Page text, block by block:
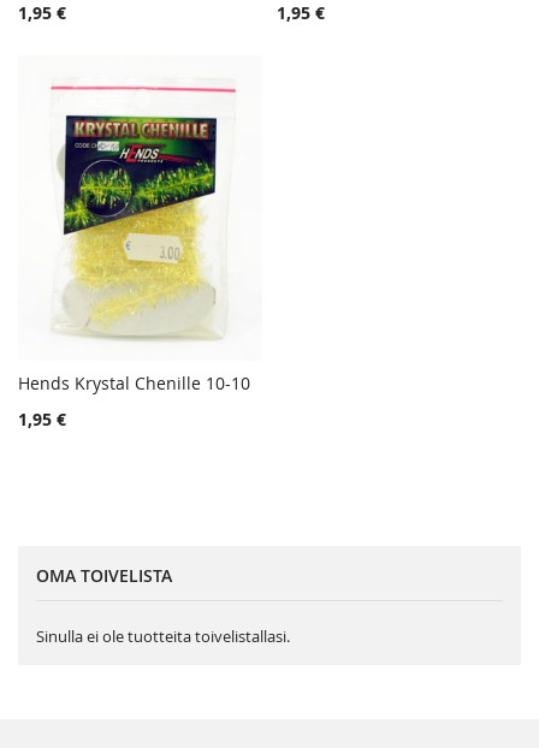
1,95 €
1,95 €
Hends Krystal Chenille 10-10
1,95 €
OMA TOIVELISTA
Sinulla ei ole tuotteita toivelistallasi.